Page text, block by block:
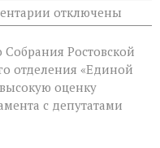
к
записи
Государственной
Думе
состоялось
заключительное
отключены
Ростовской
отделения «Единой
оценку
с депутатами